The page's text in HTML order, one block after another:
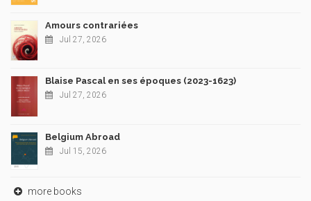
Amours contrariées
Jul 27, 2026
Blaise Pascal en ses époques (2023-1623)
Jul 27, 2026
Belgium Abroad
Jul 15, 2026
more books